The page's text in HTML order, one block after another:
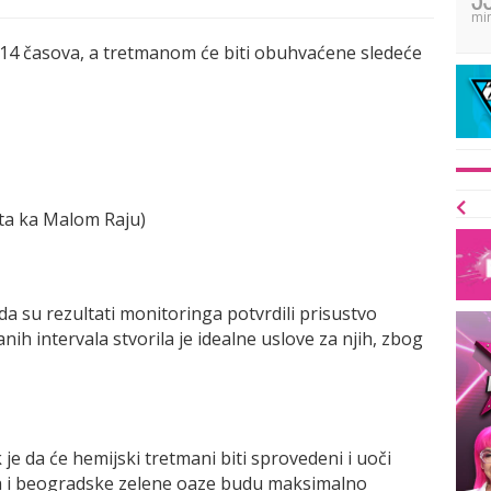
časova, a tretmanom će biti obuhvaćene sledeće
ka Malom Raju)
su rezultati monitoringa potvrdili prisustvo
intervala stvorila je idealne uslove za njih, zbog
da će hemijski tretmani biti sprovedeni i uoči
beogradske zelene oaze budu maksimalno